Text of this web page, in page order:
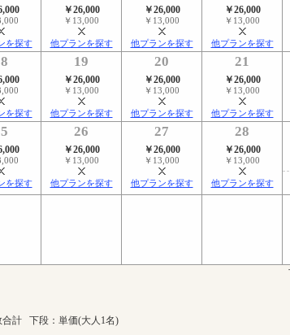
を探す
￥26,000
￥13,000
他プランを探す
￥26,000
￥13,000
他プランを探す
￥26,000
￥13,000
他プランを探す
を探す
19
￥26,000
￥13,000
他プランを探す
20
￥26,000
￥13,000
他プランを探す
21
￥26,000
￥13,000
他プランを探す
を探す
26
￥26,000
￥13,000
他プランを探す
27
￥26,000
￥13,000
他プランを探す
28
￥26,000
￥13,000
他プランを探す
合計 下段：単価(大人1名)